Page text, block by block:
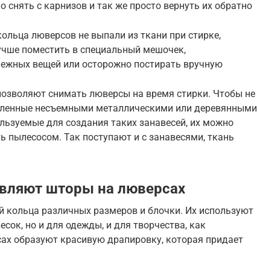
с карнизов и так же просто вернуть их обратно
люверсов не выпали из ткани при стирке,
поместить в специальный мешочек,
вещей или осторожно постирать вручную
снимать люверсы на время стирки. Чтобы не
несъемными металлическими или деревянными
для создания таких занавесей, их можно
пылесосом. Так поступают и с занавесями, ткань
шторы на люверсах
различных размеров и блочки. Их используют
но и для одежды, и для творчества, как
образуют красивую драпировку, которая придает